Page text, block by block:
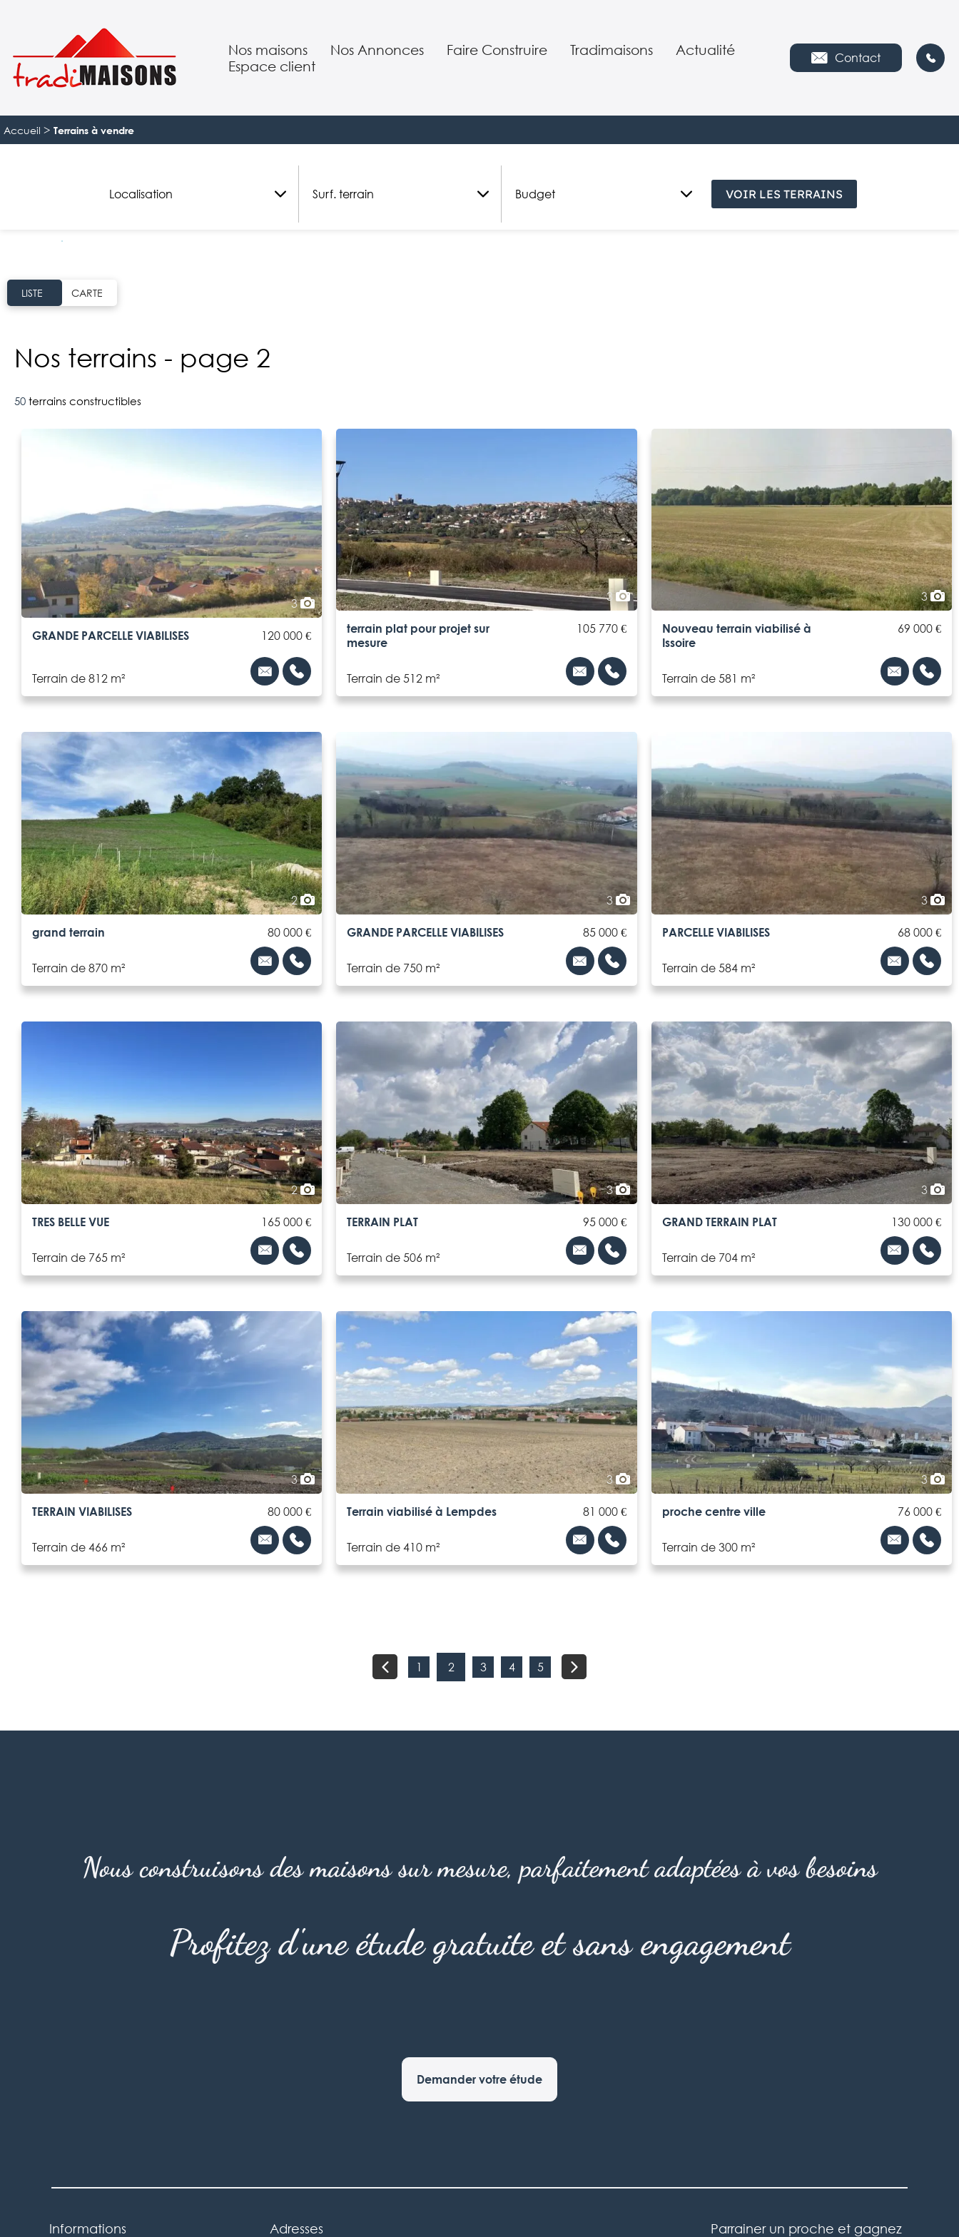
Nos maisons Nos Annonces
Nos maisons neuves
Faire Construire
Nos conseils
Votre projet en 7 étapes
Investir
Tradimaisons
Nos services
Nos garanties
Actualité
Espace client
Contact
Accueil > Terrains à vendre
Localisation Surf. terrain Budget
Budget VOIR LES TERRAINS
LISTE CARTE
Nos terrains - page 2
50 terrains constructibles
3
GRANDE PARCELLE VIABILISES 120 000 €
Terrain de 812 m²
3
terrain plat pour projet sur
mesure
105 770 €
Terrain de 512 m²
3
Nouveau terrain viabilisé à
Issoire
69 000 €
Terrain de 581 m²
2
grand terrain 80 000 €
Terrain de 870 m²
3
GRANDE PARCELLE VIABILISES 85 000 €
Terrain de 750 m²
3
PARCELLE VIABILISES 68 000 €
Terrain de 584 m²
2
TRES BELLE VUE 165 000 €
Terrain de 765 m²
3
TERRAIN PLAT 95 000 €
Terrain de 506 m²
3
GRAND TERRAIN PLAT 130 000 €
Terrain de 704 m²
3
TERRAIN VIABILISES 80 000 €
Terrain de 466 m²
3
Terrain viabilisé à Lempdes 81 000 €
Terrain de 410 m²
3
proche centre ville 76 000 €
Terrain de 300 m²
1 2 3 4 5
Nous construisons des maisons sur mesure, parfaitement adaptées à vos besoins
Profitez d'une étude gratuite et sans engagement
Demander votre étude
Informations Adresses
Parrainer un proche et gagnez